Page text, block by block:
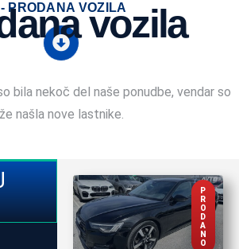
PRODANA VOZILAvozila
bila nekoč del naše ponudbe, vendar so
že našla nove lastnike.
P
R
O
D
A
N
O